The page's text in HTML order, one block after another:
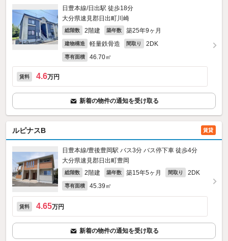
日豊本線/日出駅 徒歩18分
大分県速見郡日出町川崎
総階数 2階建 築年数 築25年9ヶ月
建物構造 軽量鉄骨造 間取り 2DK
専有面積 46.70㎡
賃料 4.6万円
新着の物件の通知を受け取る
ルピナスB 賃貸
日豊本線/豊後豊岡駅 バス3分 バス停下車 徒歩4分
大分県速見郡日出町豊岡
総階数 2階建 築年数 築15年5ヶ月 間取り 2DK
専有面積 45.39㎡
賃料 4.65万円
新着の物件の通知を受け取る